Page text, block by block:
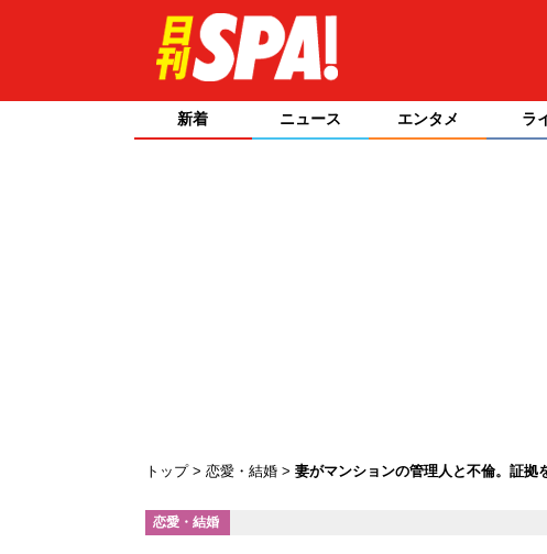
新着 ニュース エンタメ ラ
トップ 恋愛・結婚
妻がマンションの管理人と不倫。証拠
恋愛・結婚